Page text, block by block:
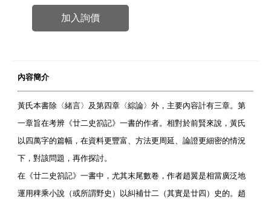
加入詢價
內容簡介
黃氏本書除〈緒言〉及第四章〈綜論〉外，主要內容計有三章。第
一章旨在考辨《廿二史箚記》一書的作者。相對於前賢來說，黃氏
以四萬字的篇幅，在資料更豐富、方法更周延、論證更細密的情況
下，對該問題，再作探討。
在《廿二史箚記》一書中，尤其末尾數卷，作者趙翼是相當廣泛地
運用稗乘小說（或所謂野史）以糾補廿二（其實是廿四）史的。趙